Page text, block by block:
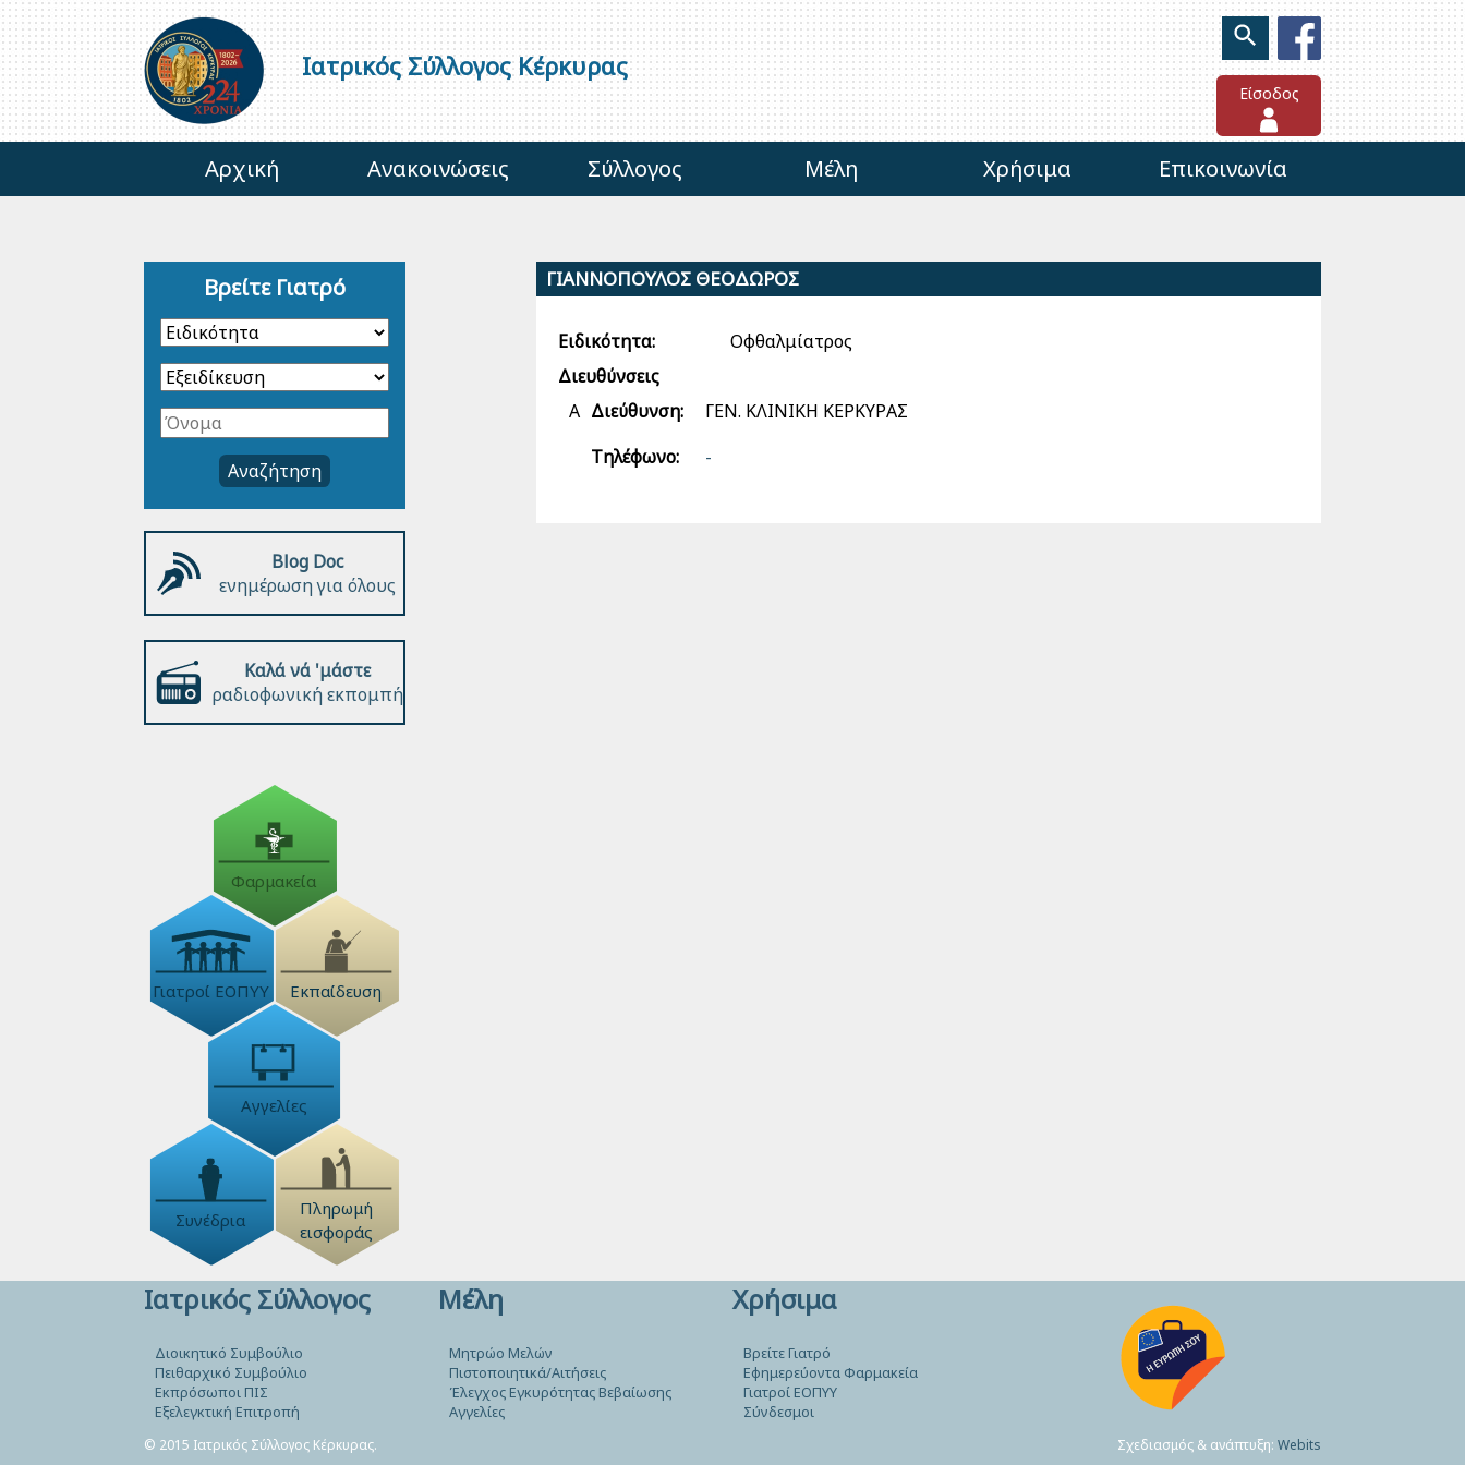
Ιατρικός Σύλλογος Κέρκυρας
Είσοδος
Αρχική Ανακοινώσεις Σύλλογος Μέλη Χρήσιμα Επικοινωνία
ΓΙΑΝΝΟΠΟΥΛΟΣ ΘΕΟΔΩΡΟΣ
Ειδικότητα:
Οφθαλμίατρος
Διευθύνσεις
Α Διεύθυνση:
ΓΕΝ. ΚΛΙΝΙΚΗ ΚΕΡΚΥΡΑΣ
Τηλέφωνο:
-
Βρείτε Γιατρό
Αναζήτηση
Blog Doc
ενημέρωση για όλους
Καλά νά 'μάστε
ραδιοφωνική εκπομπή
Φαρμακεία
Γιατροί ΕΟΠΥΥ Εκπαίδευση
Αγγελίες
Συνέδρια
Πληρωμή
εισφοράς
Ιατρικός Σύλλογος
Διοικητικό Συμβούλιο
Πειθαρχικό Συμβούλιο
Εκπρόσωποι ΠΙΣ
Εξελεγκτική Επιτροπή
Μέλη
Μητρώο Μελών
Πιστοποιητικά/Αιτήσεις
Έλεγχος Εγκυρότητας Βεβαίωσης
Αγγελίες
Χρήσιμα
Βρείτε Γιατρό
Εφημερεύοντα Φαρμακεία
Γιατροί ΕΟΠΥΥ
Σύνδεσμοι
© 2015 Ιατρικός Σύλλογος Κέρκυρας. Σχεδιασμός & ανάπτυξη: Webits